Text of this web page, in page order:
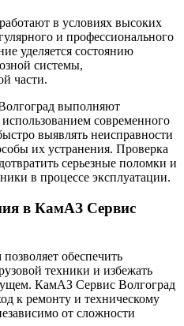
в условиях высоких
и профессионального
уделяется состоянию
системы,
части.
выполняют
современного
выявлять неисправности
их устранения. Проверка
серьезные поломки и
в процессе эксплуатации.
в КамАЗ Сервис
обеспечить
техники и избежать
КамАЗ Сервис Волгоград
к ремонту и техническому
от сложности